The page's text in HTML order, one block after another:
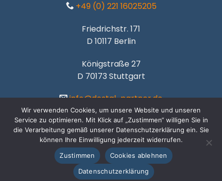
+49 (0) 221 16025205
Friedrichstr. 171
D 10117 Berlin
Königstraße 27
D 70173 Stuttgart
info@dostal-partner.de
WEB STUDIO: werbung-atl.de
Copyright 2003 ©www.dostal-partner.de
Wir verwenden Cookies, um unsere Website und unseren
Service zu optimieren. Mit Klick auf „Zustimmen“ willigen Sie in
die Verarbeitung gemäß unserer Datenschutzerklärung ein. Sie
können Ihre Einwilligung jederzeit widerrufen.
Zustimmen
Cookies ablehnen
Datenschutzerklärung